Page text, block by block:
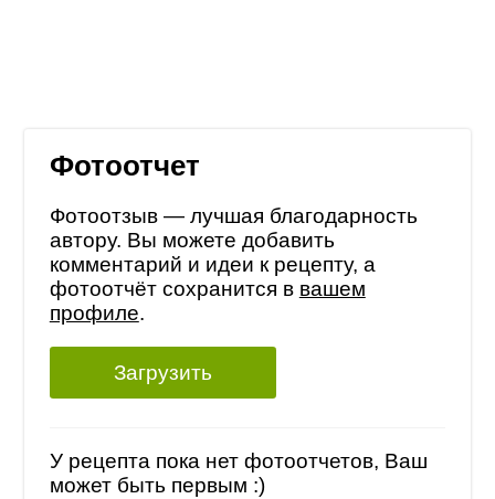
Фотоотчет
Фотоотзыв — лучшая благодарность
автору. Вы можете добавить
комментарий и идеи к рецепту, а
фотоотчёт сохранится в вашем
профиле.
Загрузить
У рецепта пока нет фотоотчетов, Ваш
может быть первым :)